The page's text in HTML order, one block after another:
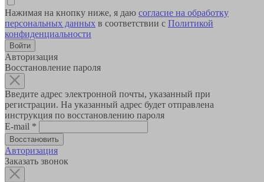
Нажимая на кнопку ниже, я даю согласие на обработку
персональных данных в соответствии с Политикой
конфиденциальности
Авторизация
Восстановление пароля
Введите адрес электронной почты, указанный при
регистрации. На указанный адрес будет отправлена
инструкция по восстановлению пароля
E-mail *
Авторизация
Заказать звонок